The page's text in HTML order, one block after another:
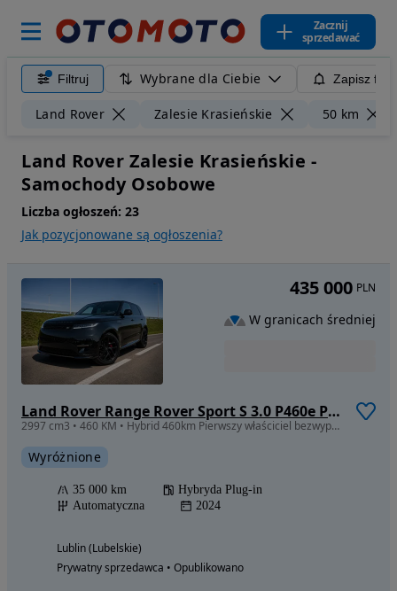
Zacznij
sprzedawać
Filtruj Wybrane dla Ciebie Zapisz
Land Rover Zalesie Krasieńskie 50 km
Land Rover Zalesie Krasieńskie -
Samochody Osobowe
Liczba ogłoszeń: 23
Jak pozycjonowane są ogłoszenia?
Land Rover Range Rover Sport S 3.0 P460e PHEV Dynamic HSE
2997 cm3 • 460 KM • Hybrid 460km Pierwszy właściciel bezwypadkowy full opcja fv VAT
Wyróżnione
35 000 km
Hybryda Plug-in
Automatyczna
2024
Lublin (Lubelskie)
Prywatny sprzedawca • Opublikowano
435 000 PLN
W granicach średniej